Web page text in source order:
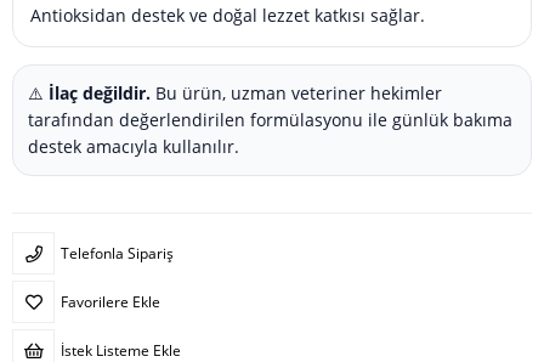
Antioksidan destek ve doğal lezzet katkısı sağlar.
⚠️ İlaç değildir. Bu ürün, uzman veteriner hekimler
tarafından değerlendirilen formülasyonu ile günlük bakıma
destek amacıyla kullanılır.
Telefonla Sipariş
Favorilere Ekle
İstek Listeme Ekle